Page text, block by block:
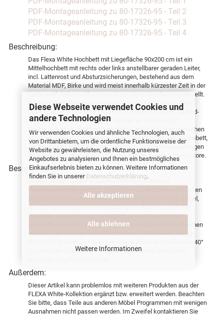
Diese Webseite verwendet Cookies und
andere Technologien
Wir verwenden Cookies und ähnliche Technologien, auch
von Drittanbietern, um die ordentliche Funktionsweise der
Website zu gewährleisten, die Nutzung unseres
Angebotes zu analysieren und Ihnen ein bestmögliches
Einkaufserlebnis bieten zu können. Weitere Informationen
finden Sie in unserer Datenschutzerklärung.
Alle akzeptieren
Alle ablehnen
Weitere Informationen
PDF-Montageanleitung zu 80-17326-95 - Teil 2
PDF-Montageanleitung zu 80-17326-95 - Teil 3
PDF-Montageanleitung zu 80-17326-95 - Teil 4
Beschreibung:
Das Flexa White Hochbett mit Liegefläche 90x200 cm ist ein
Mittelhochbett mit rechts oder links anstellbarer geraden Leiter,
incl. Lattenrost und Absturzsicherungen, bestehend aus dem
Material MDF, Birke und wird meist innerhalb kürzester Zeit in der
Farbe weiß/birke/weiß via Spedition oder Paketdienst zugestellt.
Die trendigen, aber zurückhaltenden Farben und das zeitlose
Design ermöglichen eine einfache Integration in jedes Jugend-
und Kinderzimmer. Es gibt eine Vielzahl an Umbau- und
Erweitungsmöglichkeiten dieser Flexabetten. Mit dem dänischen
Flexabett können Sie beispielsweise ein Hochbett, ein Etagenbett,
ein Spiel- oder ein Rutschbett herstellen. Sämtliche notwendigen
Erweiterungen bekommen Sie wie immer in unserem Flexa-Store.
Besonderheit:
Unsere Möbel werden ausschließlich für Kinder und
Heranwachsende gefertigt. Deshalb sind alle Ecken und Kanten
abgerundet. Unsere Produkte aus Holz tragen das PEFC Siegel,
das für nachhaltige Bewirtschaftung von Wäldern steht. Der
Hersteller verwendet ausschließlich umweltfreundliche,
wasserbasierte UV-Lacke, die alle jeweils geltenden EU-Normen
erfüllen. Alle Textilien und Matratzen sind STANDARD 100 by
OEKO-TEX® zertifiziert. Darüber hinaus sind alle Textilien bei 40°
C waschbar. Entsprechende Zertifikate können direkt vom
Außerdem:
Dieser Artikel kann problemlos mit weiteren Produkten aus der
FLEXA White-Kollektion ergänzt bzw. erweitert werden. Beachten
Sie bitte, dass Teile aus anderen Möbel Programmen mit wenigen
Ausnahmen nicht passen werden. Im Zweifel kontaktieren Sie